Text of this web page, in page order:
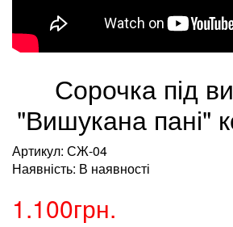
Сорочка під
"Вишукана пані"
Артикул: СЖ-04
Наявність: В наявності
1.100грн.